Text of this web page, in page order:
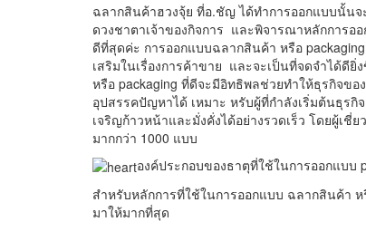
ฉลากสินค้าฮวงจุ้ย ที่อ.ชัญ ได้ทำการออกแบบนั้น
ดวงชาตาเจ้าของกิจการ และพิจารณาหลักการอ
ดีที่สุดค่ะ การออกแบบฉลากสินค้า หรือ
เสริมในเรื่องการค้าขาย และจะเป็นที่จดจำได้ดี
หรือ packaging ที่ดีจะมีอิทธิพลช่วยทำให้ธุรกิจข
อุปสรรคปัญหาได้ เหมาะ หรับผู้ที่กำลังเริ่มต้นธุรกิ
เจริญก้าวหน้าและมั่งคั่งได้อย่างรวดเร็ว โดยผู้เ
มากกว่า 1000 แบบ
องค์ประกอบของธาตุที่ใช้ในการออกแบบ
สำหรับหลักการที่ใช้ในการออกแบบ ฉลากสินค้า ห
มาให้มากที่สุด